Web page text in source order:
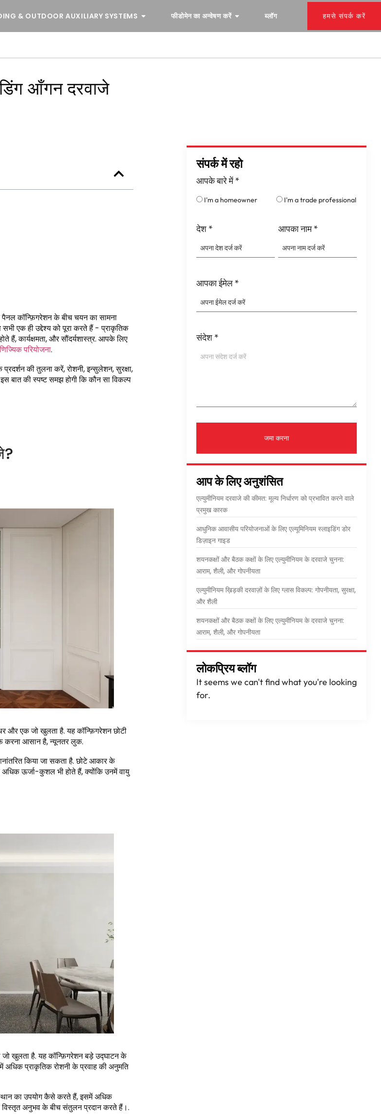
& OUTDOOR AUXILIARY SYSTEMS फीडोमेन का अन्वेषण करें ब्लॉग हमसे संपर्क करें
आँगन दरवाजे
कॉन्फ़िगरेशन के बीच चयन का सामना
एक ही उद्देश्य को पूरा करते हैं - प्राकृतिक
हैं, कार्यक्षमता, और सौंदर्यशास्त्र. आपके लिए
परियोजना.
की तुलना करें, रोशनी, इन्सुलेशन, सुरक्षा,
बात की स्पष्ट समझ होगी कि कौन सा विकल्प
और एक जो खुलता है. यह कॉन्फ़िगरेशन छोटी
करना आसान है, न्यूनतर लुक.
किया जा सकता है. छोटे आकार के
ऊर्जा-कुशल भी होते हैं, क्योंकि उनमें वायु
खुलता है. यह कॉन्फ़िगरेशन बड़े उद्घाटन के
प्राकृतिक रोशनी के प्रवाह की अनुमति
का उपयोग कैसे करते हैं, इसमें अधिक
अनुभव के बीच संतुलन प्रदान करते हैं।.
संपर्क में रहो
आपके बारे में *
I'm a homeowner I'm a trade professional
देश * आपका नाम *
आपका ईमेल *
संदेश *
जमा करना
आप के लिए अनुशंसित
एल्युमीनियम दरवाजे की कीमत: मूल्य निर्धारण को प्रभावित करने वाले
प्रमुख कारक
आधुनिक आवासीय परियोजनाओं के लिए एल्यूमिनियम स्लाइडिंग डोर
डिज़ाइन गाइड
शयनकक्षों और बैठक कक्षों के लिए एल्युमीनियम के दरवाजे चुनना:
आराम, शैली, और गोपनीयता
एल्युमीनियम ख़िड़की दरवाज़ों के लिए ग्लास विकल्प: गोपनीयता, सुरक्षा,
और शैली
शयनकक्षों और बैठक कक्षों के लिए एल्युमीनियम के दरवाजे चुनना:
आराम, शैली, और गोपनीयता
लोकप्रिय ब्लॉग
It seems we can't find what you're looking
for.